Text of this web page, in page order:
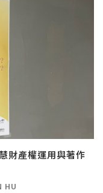
財產權運用與著作
HU